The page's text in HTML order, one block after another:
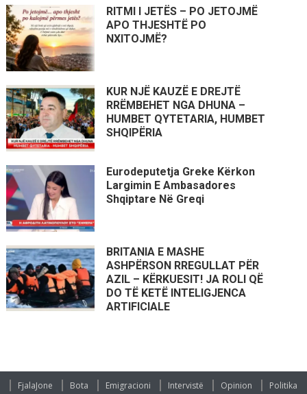
RITMI I JETËS – PO JETOJMË
APO THJESHTË PO
NXITOJMË?
KUR NJË KAUZË E DREJTË
RRËMBEHET NGA DHUNA –
HUMBET QYTETARIA, HUMBET
SHQIPËRIA
Eurodeputetja Greke Kërkon
Largimin E Ambasadores
Shqiptare Në Greqi
BRITANIA E MASHE
ASHPËRSON RREGULLAT PËR
AZIL – KËRKUESIT! JA ROLI QË
DO TË KETË INTELIGJENCA
ARTIFICIALE
FjalaJone Bota Emigracioni Intervistë Opinion
Politika